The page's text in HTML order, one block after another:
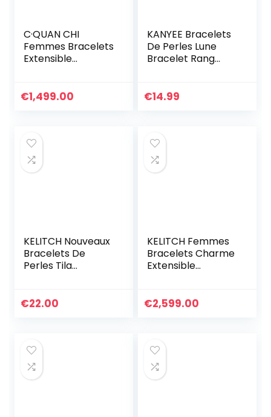
C·QUAN CHI
Femmes Bracelets
Extensible
Perles Miyuki Tila
€1,499.00
KANYEE Bracelets
De Perles Lune
Bracelet Rang
La Main Pour
€14.99
KELITCH Nouveaux
Bracelets De
Perles Tila
Brins Multi Couleur
€22.00
KELITCH Femmes
Bracelets Charme
Extensible
Rang De Bonbons
€2,599.00